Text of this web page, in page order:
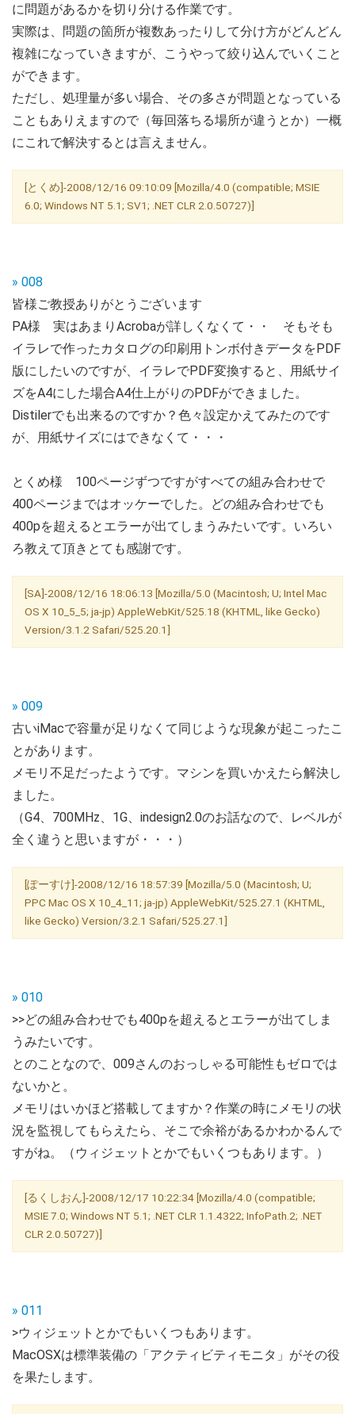
に問題があるかを切り分ける作業です。
実際は、問題の箇所が複数あったりして分け方がどんどん
複雑になっていきますが、こうやって絞り込んでいくこと
ができます。
ただし、処理量が多い場合、その多さが問題となっている
こともありえますので（毎回落ちる場所が違うとか）一概
にこれで解決するとは言えません。
[とくめ]-2008/12/16 09:10:09 [Mozilla/4.0 (compatible; MSIE
6.0; Windows NT 5.1; SV1; .NET CLR 2.0.50727)]
» 008
皆様ご教授ありがとうございます
PA様 実はあまりAcrobaが詳しくなくて・・ そもそも
イラレで作ったカタログの印刷用トンボ付きデータをPDF
版にしたいのですが、イラレでPDF変換すると、用紙サイ
ズをA4にした場合A4仕上がりのPDFができました。
Distilerでも出来るのですか？色々設定かえてみたのです
が、用紙サイズにはできなくて・・・
とくめ様 100ページずつですがすべての組み合わせで
400ページまではオッケーでした。どの組み合わせでも
400pを超えるとエラーが出てしまうみたいです。いろい
ろ教えて頂きとても感謝です。
[SA]-2008/12/16 18:06:13 [Mozilla/5.0 (Macintosh; U; Intel Mac
OS X 10_5_5; ja-jp) AppleWebKit/525.18 (KHTML, like Gecko)
Version/3.1.2 Safari/525.20.1]
» 009
古いiMacで容量が足りなくて同じような現象が起こったこ
とがあります。
メモリ不足だったようです。マシンを買いかえたら解決し
ました。
（G4、700MHz、1G、indesign2.0のお話なので、レベルが
全く違うと思いますが・・・）
[ぽーすけ]-2008/12/16 18:57:39 [Mozilla/5.0 (Macintosh; U;
PPC Mac OS X 10_4_11; ja-jp) AppleWebKit/525.27.1 (KHTML,
like Gecko) Version/3.2.1 Safari/525.27.1]
» 010
>>どの組み合わせでも400pを超えるとエラーが出てしま
うみたいです。
とのことなので、009さんのおっしゃる可能性もゼロでは
ないかと。
メモリはいかほど搭載してますか？作業の時にメモリの状
況を監視してもらえたら、そこで余裕があるかわかるんで
すがね。（ウィジェットとかでもいくつもあります。）
[るくしおん]-2008/12/17 10:22:34 [Mozilla/4.0 (compatible;
MSIE 7.0; Windows NT 5.1; .NET CLR 1.1.4322; InfoPath.2; .NET
CLR 2.0.50727)]
» 011
>ウィジェットとかでもいくつもあります。
MacOSXは標準装備の「アクティビティモニタ」がその役
を果たします。